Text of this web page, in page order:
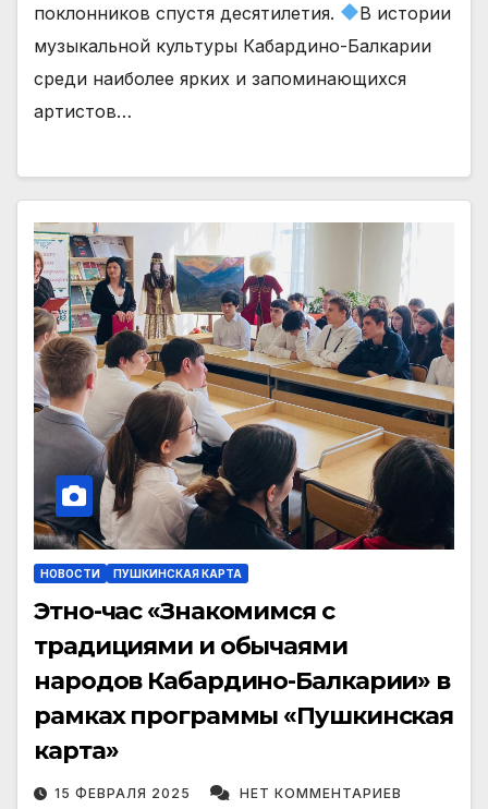
поклонников спустя десятилетия.
В истории
музыкальной культуры Кабардино-Балкарии
среди наиболее ярких и запоминающихся
артистов…
НОВОСТИ ПУШКИНСКАЯ КАРТА
Этно-час «Знакомимся с
традициями и обычаями
народов Кабардино-Балкарии» в
рамках программы «Пушкинская
карта»
15 ФЕВРАЛЯ 2025 НЕТ КОММЕНТАРИЕВ